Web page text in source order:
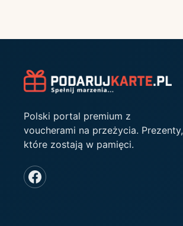
Polski portal premium z
voucherami na przeżycia. Prezenty,
które zostają w pamięci.